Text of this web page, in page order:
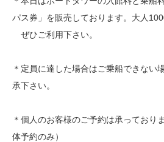
パス券」を販売しております。大人
ぜひご利用下さい。
＊定員に達した場合はご乗船できない
承下さい。
＊個人のお客様のご予約は承っており
体予約のみ）